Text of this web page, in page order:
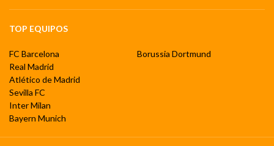
TOP EQUIPOS
FC Barcelona
Real Madrid
Atlético de Madrid
Sevilla FC
Inter Milan
Bayern Munich
Borussia Dortmund